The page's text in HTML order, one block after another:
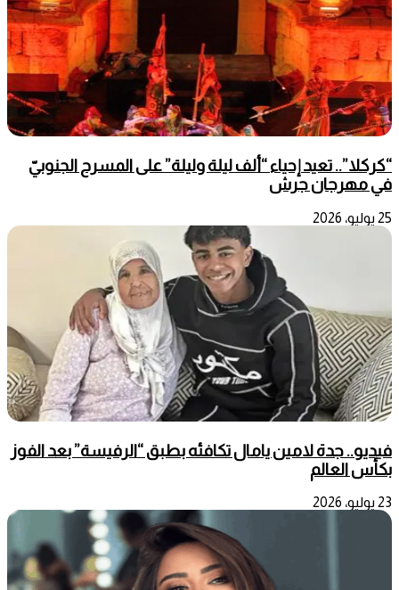
“كركلا”.. تعيد إحياء “ألف ليلة وليلة” على المسرح الجنوبيّ
في مهرجان جرش
25 يوليو، 2026
فيديو.. جدة لامين يامال تكافئه بطبق “الرفيسة” بعد الفوز
بكأس العالم
23 يوليو، 2026